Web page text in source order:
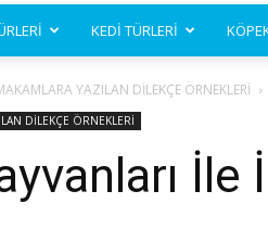
KEDİ TÜRLERİ
YAZILAN DİLEKÇE ÖRNEKLERİ
DİLEKÇE ÖRNEKLERİ